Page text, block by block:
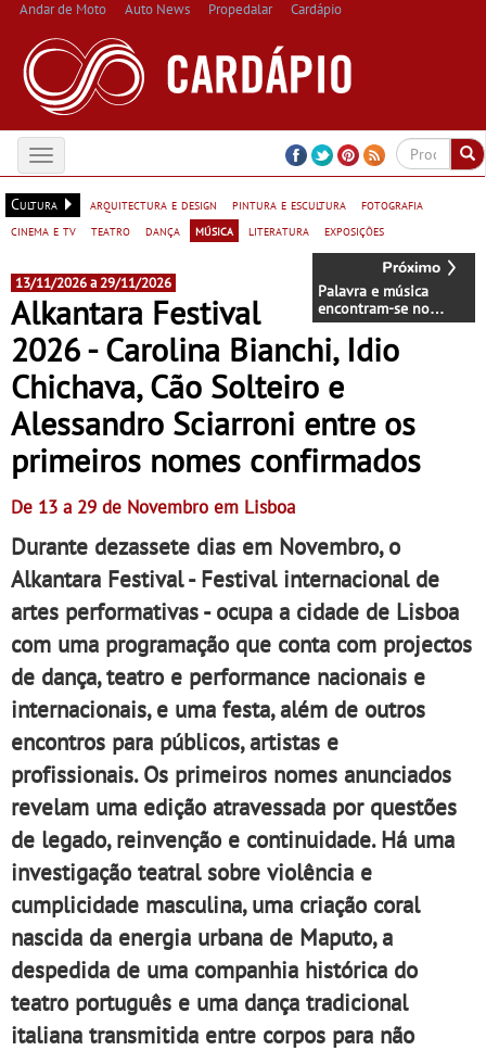
Andar de Moto Auto News Propedalar Cardápio
Toggle
navigation
Cultura
arquitectura e design pintura e escultura
fotografia
cinema e tv
teatro dança música literatura exposições
Palavra e música
encontram-se no
Palácio de Queluz
para celebrar
Fernando Pessoa - Dia
26 de Junho
13/11/2026 a 29/11/2026
Alkantara Festival
2026 - Carolina Bianchi, Idio
Chichava, Cão Solteiro e
Alessandro Sciarroni entre os
primeiros nomes confirmados
De 13 a 29 de Novembro em Lisboa
Durante dezassete dias em Novembro, o
Alkantara Festival - Festival internacional de
artes performativas - ocupa a cidade de Lisboa
com uma programação que conta com projectos
de dança, teatro e performance nacionais e
internacionais, e uma festa, além de outros
encontros para públicos, artistas e
profissionais. Os primeiros nomes anunciados
revelam uma edição atravessada por questões
de legado, reinvenção e continuidade. Há uma
investigação teatral sobre violência e
cumplicidade masculina, uma criação coral
nascida da energia urbana de Maputo, a
despedida de uma companhia histórica do
teatro português e uma dança tradicional
italiana transmitida entre corpos para não